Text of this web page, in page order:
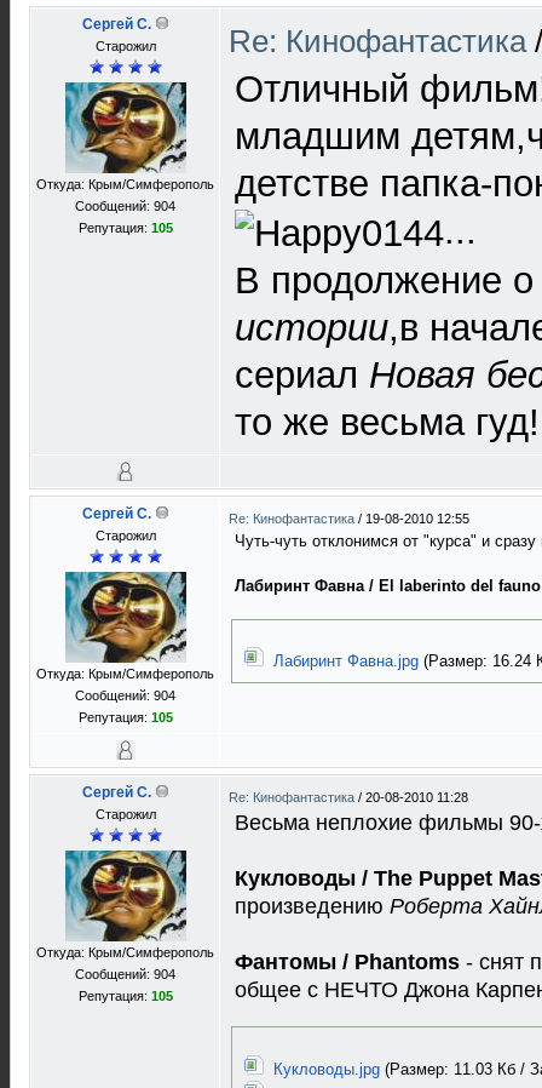
Сергей C.
Старожил
Откуда: Крым/Симферополь
Сообщений: 904
Репутация: 105
Re: Кинофантастика
Отличный
младшим
детстве папка-
...
В продолжение
истории,в
сериал Новая
то же весьма гуд!
Сергей C.
Старожил
Откуда: Крым/Симферополь
Сообщений: 904
Репутация: 105
Re: Кинофантастика / 19-08-2010 12:55
Чуть-чуть отклонимся от "курса" и сразу
Лабиринт Фавна / El laberinto del fauno
Лабиринт Фавна.jpg(Размер: 16.24
Сергей C.
Старожил
Откуда: Крым/Симферополь
Сообщений: 904
Репутация: 105
Re: Кинофантастика / 20-08-2010 11:28
Весьма неплохие фильмы
Кукловоды / The Puppet
произведению Роберта
Фантомы / Phantoms - снят
общее с НЕЧТО Джона
Кукловоды.jpg(Размер: 11.03 Кб /